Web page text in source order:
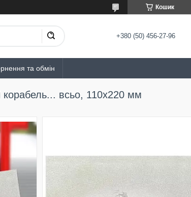
Кошик
+380 (50) 456-27-96
та обмін
всьо, 110х220 мм